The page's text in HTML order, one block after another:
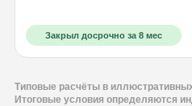
Закрыл досрочно за 8 мес
Типовые расчёты в
Итоговые условия определяются